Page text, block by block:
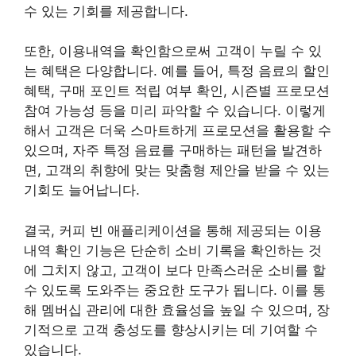
수 있는 기회를 제공합니다.
또한, 이용내역을 확인함으로써 고객이 누릴 수 있
는 혜택은 다양합니다. 예를 들어, 특정 음료의 할인
혜택, 구매 포인트 적립 여부 확인, 시즌별 프로모션
참여 가능성 등을 미리 파악할 수 있습니다. 이렇게
해서 고객은 더욱 스마트하게 프로모션을 활용할 수
있으며, 자주 특정 음료를 구매하는 패턴을 발견하
면, 고객의 취향에 맞는 맞춤형 제안을 받을 수 있는
기회도 늘어납니다.
결국, 커피 빈 애플리케이션을 통해 제공되는 이용
내역 확인 기능은 단순히 소비 기록을 확인하는 것
에 그치지 않고, 고객이 보다 만족스러운 소비를 할
수 있도록 도와주는 중요한 도구가 됩니다. 이를 통
해 멤버십 관리에 대한 효율성을 높일 수 있으며, 장
기적으로 고객 충성도를 향상시키는 데 기여할 수
있습니다.